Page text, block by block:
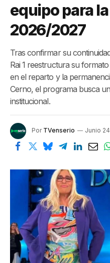
equipo para
2026/2027
Tras confirmar su
Rai 1 reestructura su
en el reparto y la
Cerno, el programa busca
institucional.
Por TVenserio Junio